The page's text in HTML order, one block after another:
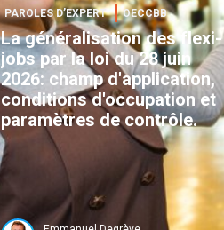
PAROLES D’EXPERT OECCBB
La généralisation des flexi-
jobs par la loi du 28 juin
2026: champ d'application,
conditions d'occupation et
paramètres de contrôle.